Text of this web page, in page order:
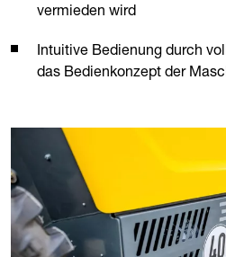
vermieden wird
Intuitive Bedienung durch
das Bedienkonzept der